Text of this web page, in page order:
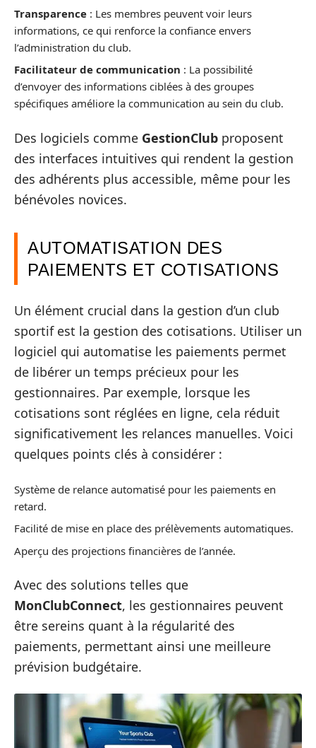
Transparence : Les membres peuvent voir leurs
informations, ce qui renforce la confiance envers
l’administration du club.
Facilitateur de communication : La possibilité
d’envoyer des informations ciblées à des groupes
spécifiques améliore la communication au sein du club.
Des logiciels comme GestionClub proposent
des interfaces intuitives qui rendent la gestion
des adhérents plus accessible, même pour les
bénévoles novices.
AUTOMATISATION DES
PAIEMENTS ET COTISATIONS
Un élément crucial dans la gestion d’un club
sportif est la gestion des cotisations. Utiliser un
logiciel qui automatise les paiements permet
de libérer un temps précieux pour les
gestionnaires. Par exemple, lorsque les
cotisations sont réglées en ligne, cela réduit
significativement les relances manuelles. Voici
quelques points clés à considérer :
Système de relance automatisé pour les paiements en
retard.
Facilité de mise en place des prélèvements automatiques.
Aperçu des projections financières de l’année.
Avec des solutions telles que
MonClubConnect, les gestionnaires peuvent
être sereins quant à la régularité des
paiements, permettant ainsi une meilleure
prévision budgétaire.